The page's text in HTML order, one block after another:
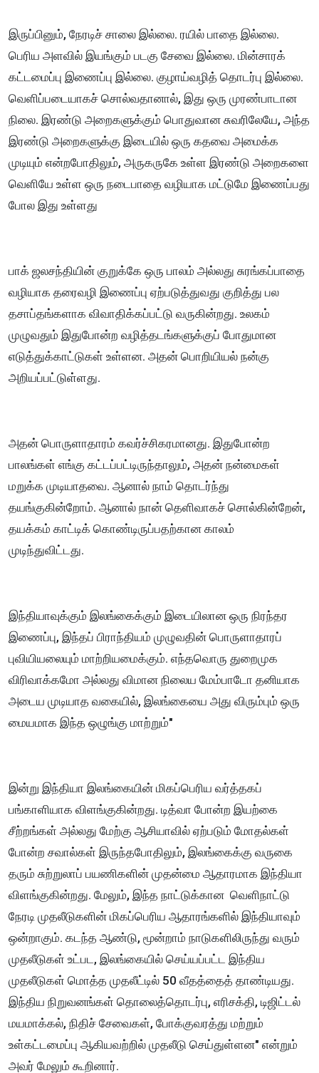
இருப்பினும், நேரடிச் சாலை இல்லை. ரயில் பாதை இல்லை.
பெரிய அளவில் இயங்கும் படகு சேவை இல்லை. மின்சாரக்
கட்டமைப்பு இணைப்பு இல்லை. குழாய்வழித் தொடர்பு இல்லை.
வெளிப்படையாகச் சொல்வதானால், இது ஒரு முரண்பாடான
நிலை. இரண்டு அறைகளுக்கும் பொதுவான சுவரிலேயே, அந்த
இரண்டு அறைகளுக்கு இடையில் ஒரு கதவை அமைக்க
முடியும் என்றபோதிலும், அருகருகே உள்ள இரண்டு அறைகளை
வெளியே உள்ள ஒரு நடைபாதை வழியாக மட்டுமே இணைப்பது
போல இது உள்ளது
பாக் ஜலசந்தியின் குறுக்கே ஒரு பாலம் அல்லது சுரங்கப்பாதை
வழியாக தரைவழி இணைப்பு ஏற்படுத்துவது குறித்து பல
தசாப்தங்களாக விவாதிக்கப்பட்டு வருகின்றது. உலகம்
முழுவதும் இதுபோன்ற வழித்தடங்களுக்குப் போதுமான
எடுத்துக்காட்டுகள் உள்ளன. அதன் பொறியியல் நன்கு
அறியப்பட்டுள்ளது.
அதன் பொருளாதாரம் கவர்ச்சிகரமானது. இதுபோன்ற
பாலங்கள் எங்கு கட்டப்பட்டிருந்தாலும், அதன் நன்மைகள்
மறுக்க முடியாதவை. ஆனால் நாம் தொடர்ந்து
தயங்குகின்றோம். ஆனால் நான் தெளிவாகச் சொல்கின்றேன்,
தயக்கம் காட்டிக் கொண்டிருப்பதற்கான காலம்
முடிந்துவிட்டது.
இந்தியாவுக்கும் இலங்கைக்கும் இடையிலான ஒரு நிரந்தர
இணைப்பு, இந்தப் பிராந்தியம் முழுவதின் பொருளாதாரப்
புவியியலையும் மாற்றியமைக்கும். எந்தவொரு துறைமுக
விரிவாக்கமோ அல்லது விமான நிலைய மேம்பாடோ தனியாக
அடைய முடியாத வகையில், இலங்கையை அது விரும்பும் ஒரு
மையமாக இந்த ஒழுங்கு மாற்றும்"
இன்று இந்தியா இலங்கையின் மிகப்பெரிய வர்த்தகப்
பங்காளியாக விளங்குகின்றது. டித்வா போன்ற இயற்கை
சீற்றங்கள் அல்லது மேற்கு ஆசியாவில் ஏற்படும் மோதல்கள்
போன்ற சவால்கள் இருந்தபோதிலும், இலங்கைக்கு வருகை
தரும் சுற்றுலாப் பயணிகளின் முதன்மை ஆதாரமாக இந்தியா
விளங்குகின்றது. மேலும், இந்த நாட்டுக்கான வெளிநாட்டு
நேரடி முதலீடுகளின் மிகப்பெரிய ஆதாரங்களில் இந்தியாவும்
ஒன்றாகும். கடந்த ஆண்டு, மூன்றாம் நாடுகளிலிருந்து வரும்
முதலீடுகள் உட்பட, இலங்கையில் செய்யப்பட்ட இந்திய
முதலீடுகள் மொத்த முதலீட்டில் 50 வீதத்தைத் தாண்டியது.
இந்திய நிறுவனங்கள் தொலைத்தொடர்பு, எரிசக்தி, டிஜிட்டல்
மயமாக்கல், நிதிச் சேவைகள், போக்குவரத்து மற்றும்
உள்கட்டமைப்பு ஆகியவற்றில் முதலீடு செய்துள்ளன" என்றும்
அவர் மேலும் கூறினார்.